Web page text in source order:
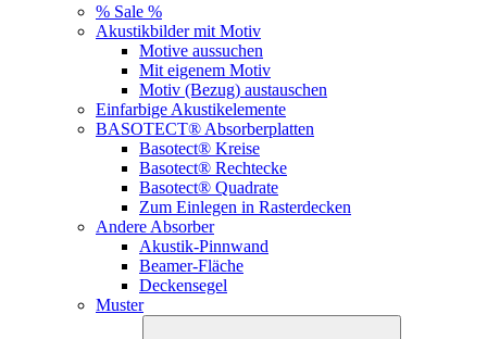
% Sale %
Akustikbilder mit Motiv
Motive aussuchen
Mit eigenem Motiv
Motiv (Bezug) austauschen
Einfarbige Akustikelemente
BASOTECT® Absorberplatten
Basotect® Kreise
Basotect® Rechtecke
Basotect® Quadrate
Zum Einlegen in Rasterdecken
Andere Absorber
Akustik-Pinnwand
Beamer-Fläche
Deckensegel
Muster